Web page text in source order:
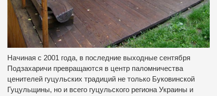
Начиная с 2001 года, в последние выходные сентября
Подзахаричи превращаются в центр паломничества
ценителей гуцульских традиций не только Буковинской
Гуцульщины, но и всего гуцульского региона Украины и